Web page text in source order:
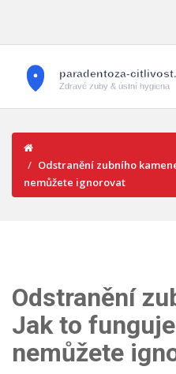
Odstranění zubního
nemůžete ignorovat
Odstranění
Jak to
nemůžete